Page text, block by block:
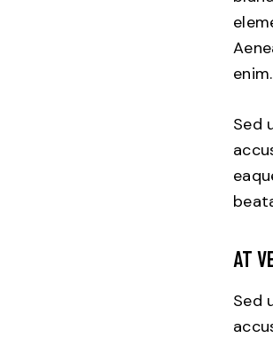
enim.
Sed
AT
Sed